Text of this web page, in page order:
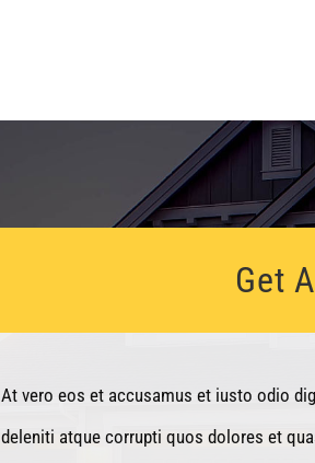
Get
At vero eos et accusamus et iusto odio
deleniti atque corrupti quos dolores et